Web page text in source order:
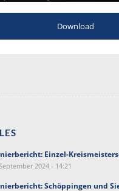
Download
Einzel-
2024 - 14:21
Schöppingen und